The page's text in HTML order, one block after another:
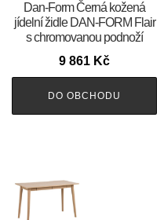
​​​​​Dan-Form Černá kožená
jídelní židle DAN-FORM Flair
s chromovanou podnoží
9 861 Kč
DO OBCHODU